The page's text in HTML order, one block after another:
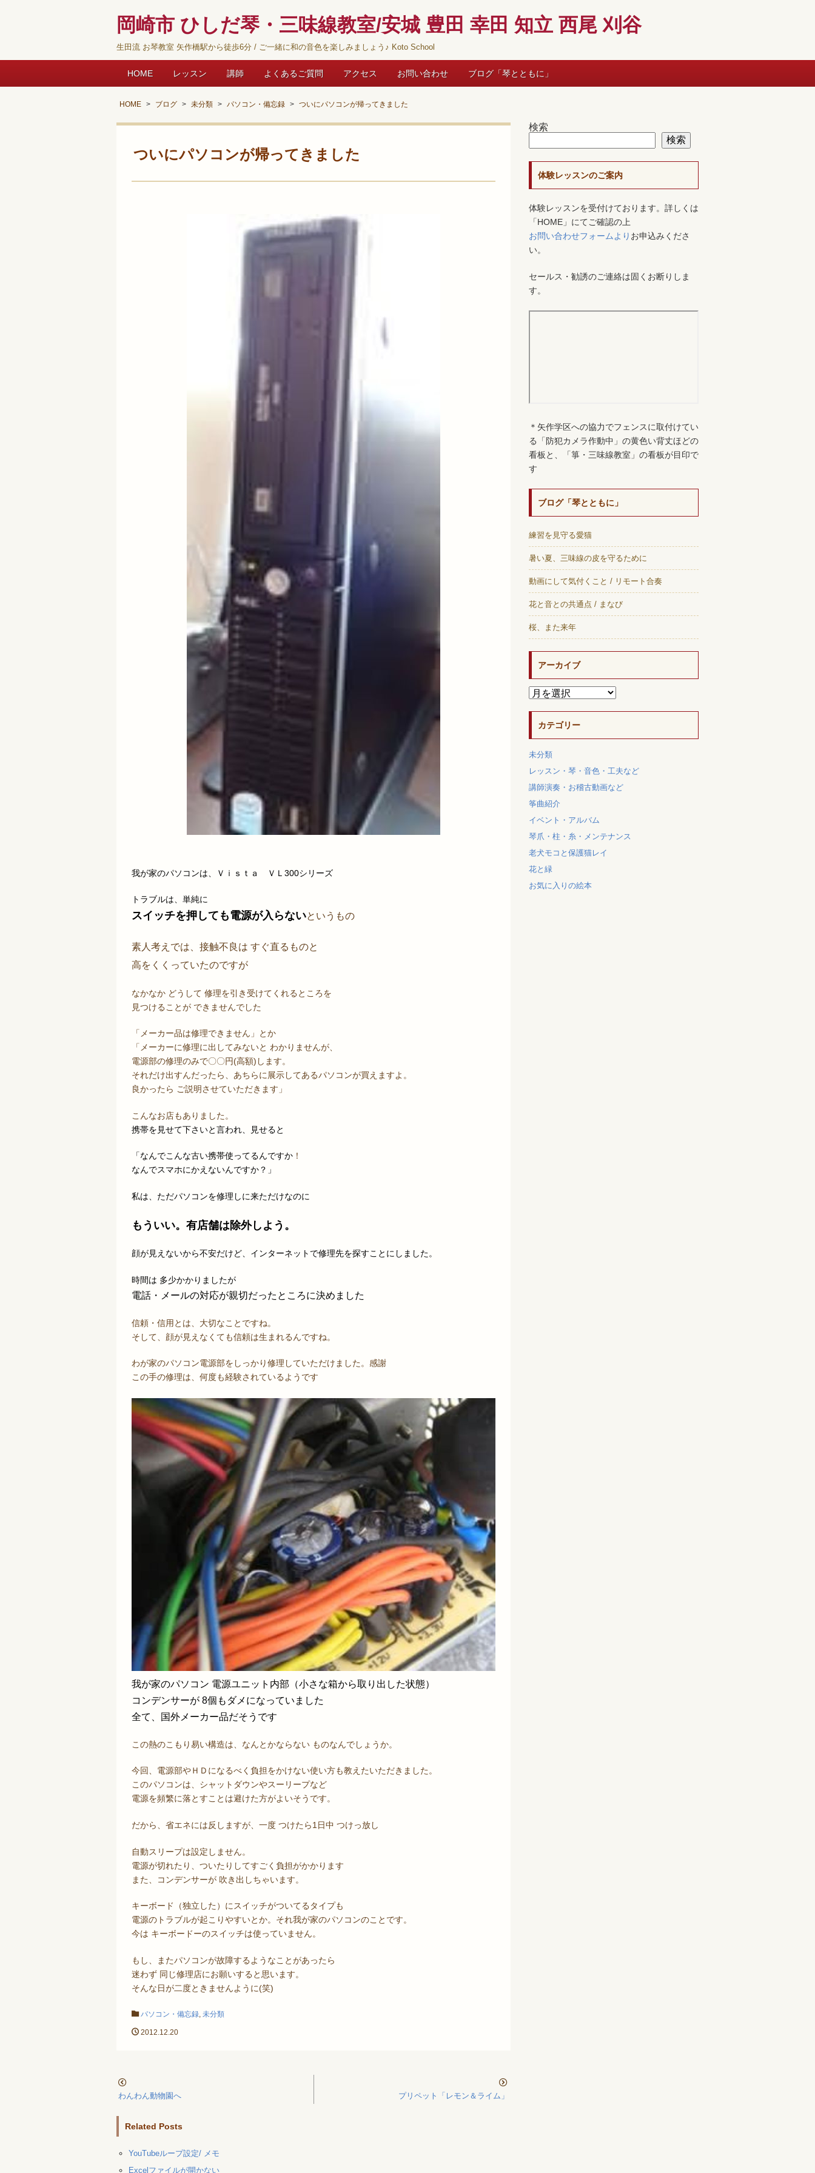
岡崎市 ひしだ琴・三味線教室/安城 豊田 幸田 知立 西尾 刈谷
生田流 お琴教室 矢作橋駅から徒歩6分 / ご一緒に和の音色を楽しみましょう♪ Koto School
HOME レッスン 講師 よくあるご質問 アクセス お問い合わせ ブログ「琴とともに」
HOME ブログ 未分類 パソコン・備忘録 ついにパソコンが帰ってきました
ついにパソコンが帰ってきました
我が家のパソコンは、Ｖｉｓｔａ ＶＬ300シリーズ
トラブルは、単純に
スイッチを押しても電源が入らないというもの
素人考えでは、接触不良は すぐ直るものと
高をくくっていたのですが
なかなか どうして 修理を引き受けてくれるところを
見つけることが できませんでした
「メーカー品は修理できません」とか
「メーカーに修理に出してみないと わかりませんが、
電源部の修理のみで〇〇円(高額)します。
それだけ出すんだったら、あちらに展示してあるパソコンが買えますよ。
良かったら ご説明させていただきます」
こんなお店もありました。
携帯を見せて下さいと言われ、見せると
「なんでこんな古い携帯使ってるんですか ！
なんでスマホにかえないんですか？」
私は、ただパソコンを修理しに来ただけなのに
もういい。有店舗は除外しよう。
顔が見えないから不安だけど、インターネットで修理先を探すことにしました。
時間は 多少かかりましたが
電話・メールの対応が親切だったところに決めました
信頼・信用とは、大切なことですね。
そして、顔が見えなくても信頼は生まれるんですね。
わが家のパソコン電源部をしっかり修理していただけました。感謝
この手の修理は、何度も経験されているようです
我が家のパソコン 電源ユニット内部（小さな箱から取り出した状態）
コンデンサーが 8個もダメになっていました
全て、国外メーカー品だそうです
この熱のこもり易い構造は、なんとかならない ものなんでしょうか。
今回、電源部やＨＤになるべく負担をかけない使い方も教えたいただきました。
このパソコンは、シャットダウンやスーリープなど
電源を頻繁に落とすことは避けた方がよいそうです。
だから、省エネには反しますが、一度 つけたら1日中 つけっ放し
自動スリープは設定しません。
電源が切れたり、ついたりしてすごく負担がかかります
また、コンデンサーが 吹き出しちゃいます。
キーボード（独立した）にスイッチがついてるタイプも
電源のトラブルが起こりやすいとか。それ我が家のパソコンのことです。
今は キーボードーのスイッチは使っていません。
もし、またパソコンが故障するようなことがあったら
迷わず 同じ修理店にお願いすると思います。
そんな日が二度ときませんように(笑)
パソコン・備忘録 未分類
2012.12.20
わんわん動物園へ プリペット「レモン＆ライム」
Related Posts
YouTubeループ設定/ メモ
Excelファイルが開かない
検索
検索
体験レッスンのご案内
体験レッスンを受付けております。詳しくは
「HOME」にてご確認の上
お問い合わせフォームより お申込みくださ
い。
セールス・勧誘のご連絡は固くお断りしま
す。
＊矢作学区への協力でフェンスに取付けてい
る「防犯カメラ作動中」の黄色い背丈ほどの
看板と、「箏・三味線教室」の看板が目印で
す
ブログ「琴とともに」
練習を見守る愛猫
暑い夏、三味線の皮を守るために
動画にして気付くこと / リモート合奏
花と音との共通点 / まなび
桜、また来年
アーカイブ
カテゴリー
未分類
レッスン・琴・音色・工夫など
講師演奏・お稽古動画など
筝曲紹介
イベント・アルバム
琴爪・柱・糸・メンテナンス
老犬モコと保護猫レイ
花と緑
お気に入りの絵本